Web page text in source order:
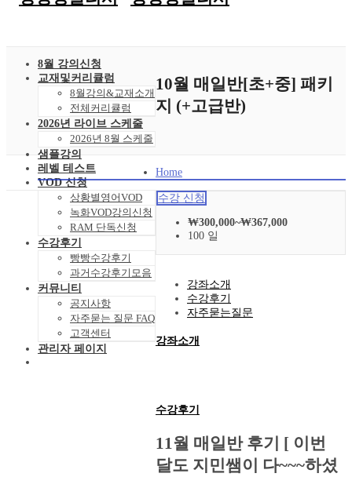
8월 강의신청
교재및커리큘럼
8월강의&교재소개
전체커리큘럼
2026년 라이브 스케줄
2026년 8월 스케줄
샘플강의
레벨 테스트
VOD 신청
상황별영어VOD
녹화VOD강의신청
RAM 단독신청
수강후기
빵빵수강후기
과거수강후기모음
커뮤니티
공지사항
자주묻는 질문 FAQ
고객센터
관리자 페이지
10월 매일반[초+중] 패키
지 (+고급반)
Home
강좌소개
수강후기
자주묻는질문
강좌소개
수강후기
11월 매일반 후기 [ 이번
달도 지민쌤이 다~~~하셨
수강 신청
₩300,000~₩367,000
100 일